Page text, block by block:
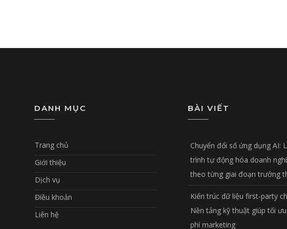
DANH MỤC
Trang chủ
Giới thiệu
Dịch vụ
Điều khoản
Liên hệ
BÀI VIẾT
Chuyển đổi số ứng dụng AI:
trình tự động hóa doanh
theo từng giai đoạn trưởng
Kiến trúc dữ liệu first-party
Nền tảng kỹ thuật giúp tối
phí marketing